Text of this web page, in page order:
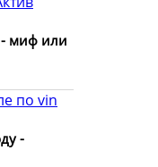
- миф или
-